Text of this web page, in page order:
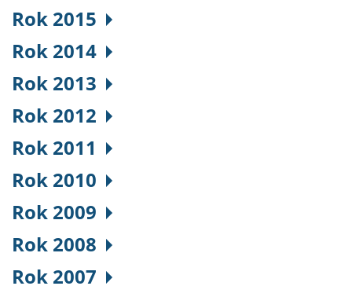
Rok 2015
Rok 2014
Rok 2013
Rok 2012
Rok 2011
Rok 2010
Rok 2009
Rok 2008
Rok 2007